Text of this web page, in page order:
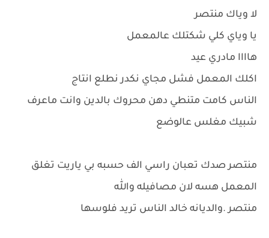
لا وياك منتصر
يا وياي كلي شكتلك عالمعمل
هاااا مادري عيد
اكلك المعمل فشل مجاي نكدر نطلع انتاج
الناس كامت متنطي دهن محروك بالدين وانت ماعرف
شبيك مغلس عالوضع
منتصر صدك تعبان راسي الف حسبه بي ياريت تغلق
المعمل هسه لان مصافيله والله
منتصر .والديانه خالد الناس تريد فلوسها